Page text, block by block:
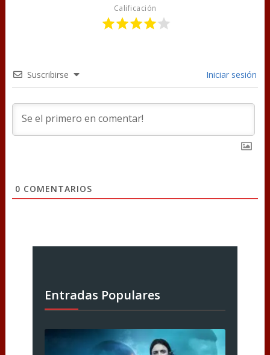
Calificación
Suscribirse Iniciar sesión
0 COMENTARIOS
Entradas Populares